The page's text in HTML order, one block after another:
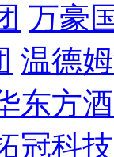
万豪
温德
东方
冠科技